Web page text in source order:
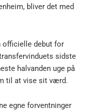
bliver det med
officielle debut for
sidste
halvanden uge på
til at vise sit værd.
egne forventninger